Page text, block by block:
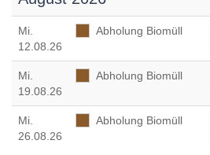
Mi.
12.08.26
Abholung Biomüll
Mi.
19.08.26
Abholung Biomüll
Mi.
26.08.26
Abholung Biomüll